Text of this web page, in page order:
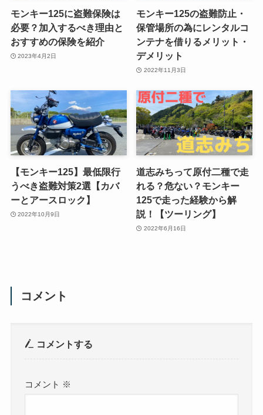
モンキー125に盗難保険は
必要？加入するべき理由と
おすすめの保険を紹介
2023年4月2日
モンキー125の盗難防止・
保管場所の為にレンタルコ
ンテナを借りるメリット・
デメリット
2022年11月3日
【モンキー125】最低限行
うべき盗難対策2選【カバ
ーとアースロック】
2022年10月9日
道志みちって原付二種で走
れる？危ない？モンキー
125で走った経験から解
説！【ツーリング】
2022年6月16日
コメント
コメントする
コメント ※